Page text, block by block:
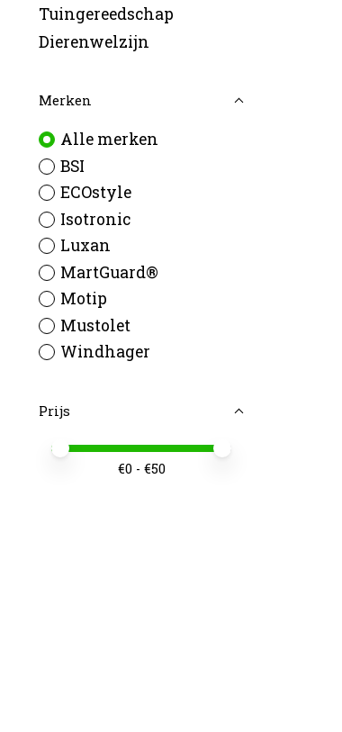
Tuingereedschap
Dierenwelzijn
Merken
Alle merken
BSI
ECOstyle
Isotronic
Luxan
MartGuard®
Motip
Mustolet
Windhager
Prijs
Minimale prijswaarde
Price maximum value
€0- €50